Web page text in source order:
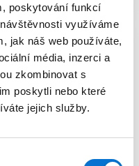
poskytování funkcí
využíváme
jak náš web používáte,
média, inzerci a
zkombinovat s
poskytli nebo které
jejich služby.
CZK